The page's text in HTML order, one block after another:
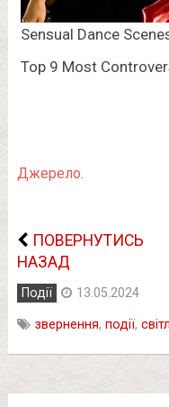
Джерело.
ПОВЕРНУТИСЬ
НАЗАД
Події 13.05.2024
звернення, події,